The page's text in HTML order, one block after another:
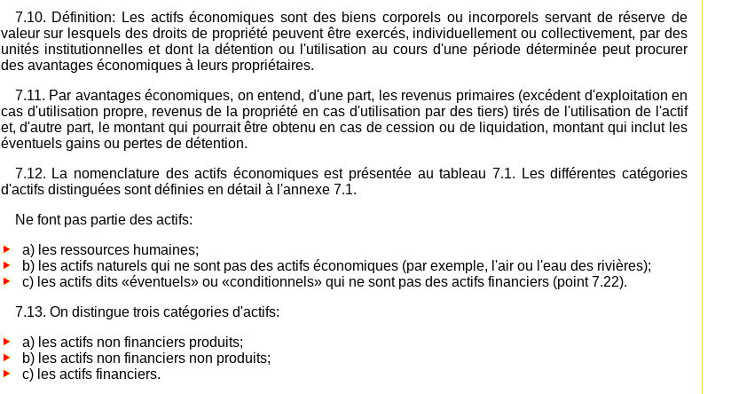
7.10. Définition: Les actifs économiques sont des biens corporels ou incorporels servant de réserve de
valeur sur lesquels des droits de propriété peuvent être exercés, individuellement ou collectivement, par des
unités institutionnelles et dont la détention ou l'utilisation au cours d'une période déterminée peut procurer
des avantages économiques à leurs propriétaires.
7.11. Par avantages économiques, on entend, d'une part, les revenus primaires (excédent d'exploitation en
cas d'utilisation propre, revenus de la propriété en cas d'utilisation par des tiers) tirés de l'utilisation de l'actif
et, d'autre part, le montant qui pourrait être obtenu en cas de cession ou de liquidation, montant qui inclut les
éventuels gains ou pertes de détention.
7.12. La nomenclature des actifs économiques est présentée au tableau 7.1. Les différentes catégories
d'actifs distinguées sont définies en détail à l'annexe 7.1.
Ne font pas partie des actifs:
a) les ressources humaines;
b) les actifs naturels qui ne sont pas des actifs économiques (par exemple, l'air ou l'eau des rivières);
c) les actifs dits «éventuels» ou «conditionnels» qui ne sont pas des actifs financiers (point 7.22).
7.13. On distingue trois catégories d'actifs:
a) les actifs non financiers produits;
b) les actifs non financiers non produits;
c) les actifs financiers.